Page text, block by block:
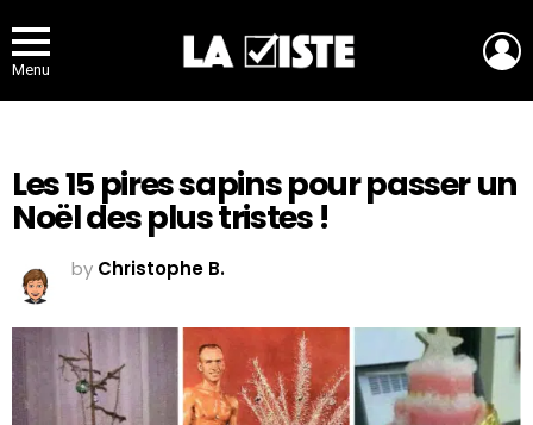
Menu
Les 15 pires sapins pour passer un
Noël des plus tristes !
by Christophe B.